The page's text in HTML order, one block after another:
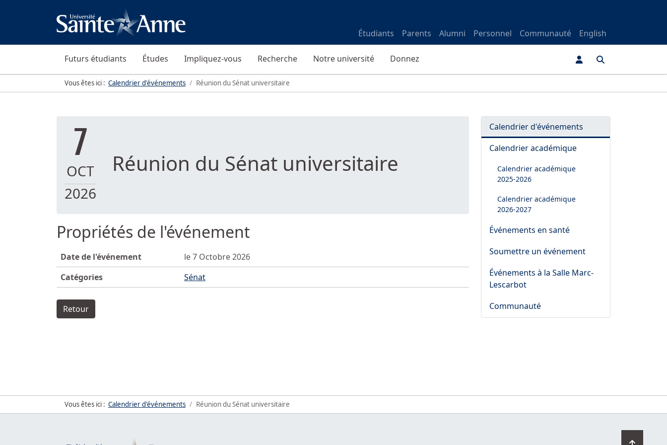
Étudiants Parents Alumni Personnel Communauté English
Futurs étudiants Études Impliquez-vous Recherche Notre université Donnez
Vous êtes ici : Calendrier d'événements Réunion du Sénat universitaire
7
OCT
2026
Réunion du Sénat universitaire
Propriétés de l'événement
Date de l'événement
le 7 Octobre 2026
Catégories
Sénat
Retour
Calendrier d'événements
Calendrier académique
Calendrier académique
2025-2026
Calendrier académique
2026-2027
Événements en santé
Soumettre un événement
Événements à la Salle Marc-
Lescarbot
Communauté
Vous êtes ici : Calendrier d'événements Réunion du Sénat universitaire